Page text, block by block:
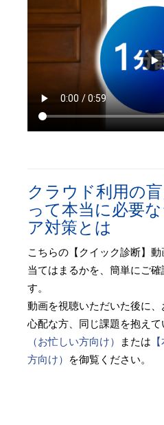
クラウド利用の
って本当に必要
ア対策とは
こちらの【クイック診断】
当てはまるかを、簡単にご
す。
動画を視聴いただいた後に
心配な方、同じ課題を抱えて
（お忙しい方向け）
または
方向け）
を御覧ください。